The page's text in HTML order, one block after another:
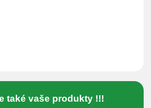
také vaše produkty !!!